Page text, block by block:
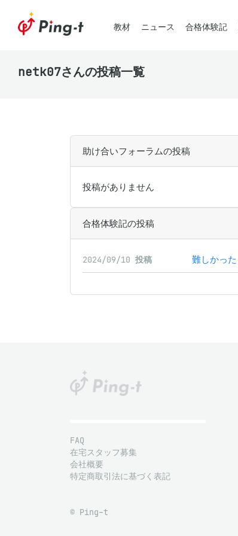
教材 ニュース 合格体験記
netk07さんの投稿一覧
助け合いフォーラムの投稿
投稿がありません
合格体験記の投稿
2024/09/10 投稿 難しかっ
FAQ
在宅スタッフ募集
会社概要
特定商取引法に基づく表記
© Ping-t